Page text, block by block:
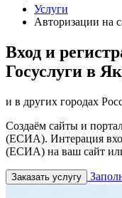
Услуги
Авторизации на
Вход и
Госуслуги в
и в других городах
Создаём сайты и
(ЕСИА). Интерация
(ЕСИА) на ваш сайт
Заказать услугу